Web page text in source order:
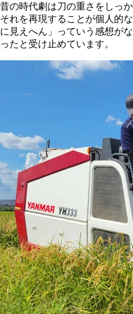
昔の時代劇は刀の重さをしっ
それを再現することが個人的
に見えへん」っていう感想が
ったと受け止めています。